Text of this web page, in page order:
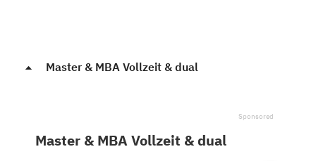
Master & MBA Vollzeit & dual
Master & MBA Vollzeit & dual